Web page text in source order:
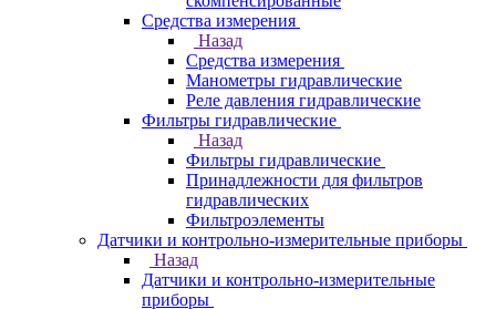
Средства измерения
Назад
Средства измерения
Манометры гидравлические
Реле давления гидравлические
Фильтры гидравлические
Назад
Фильтры гидравлические
Принадлежности для фильтров
гидравлических
Фильтроэлементы
Датчики и контрольно-измерительные приборы
Назад
Датчики и контрольно-измерительные
приборы